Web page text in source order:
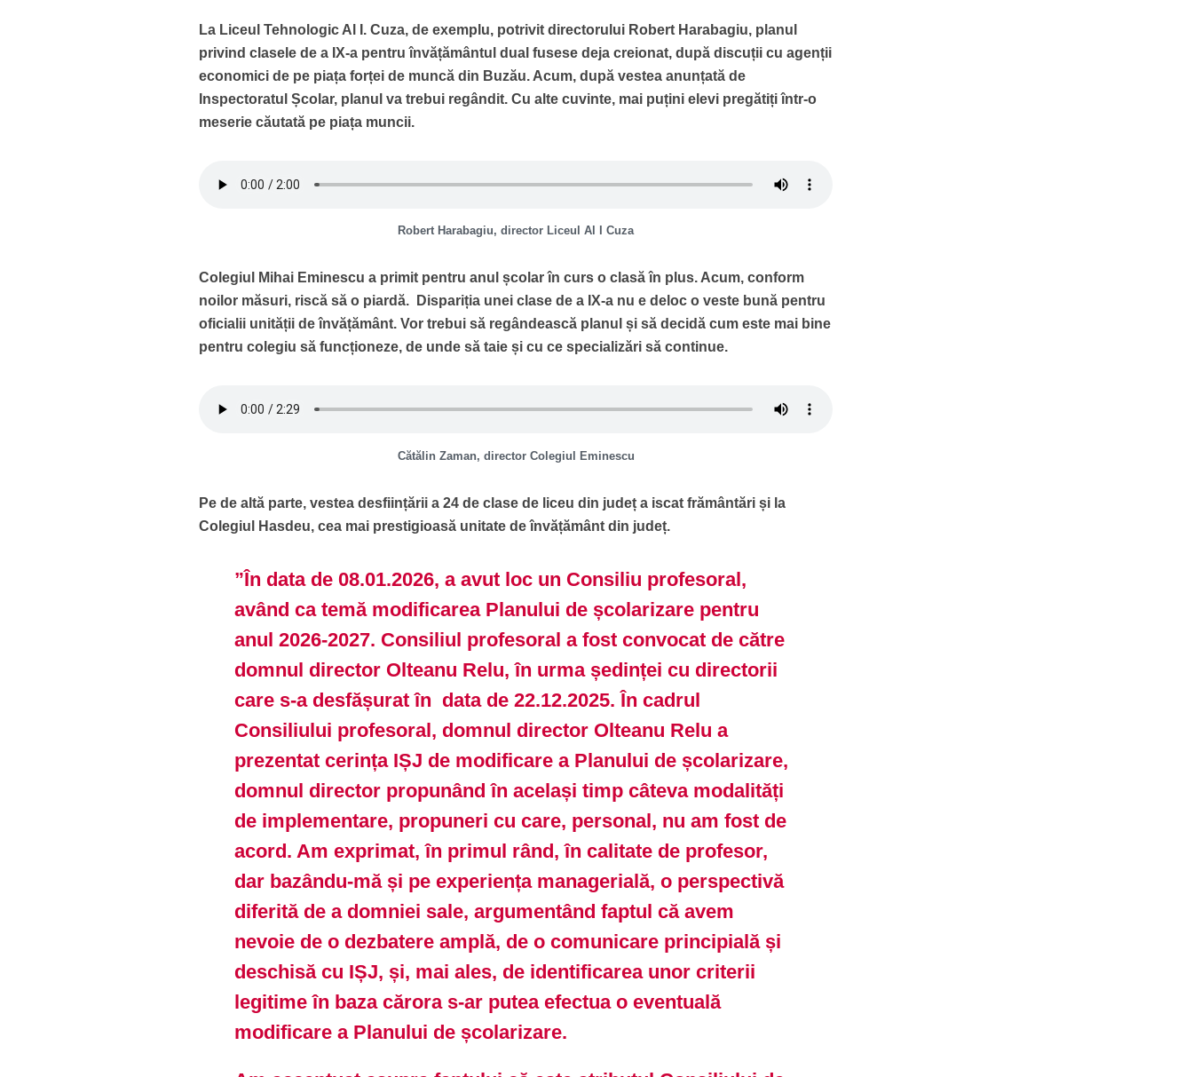
La Liceul Tehnologic Al I. Cuza, de exemplu, potrivit directorului Robert Harabagiu, planul
privind clasele de a IX-a pentru învățământul dual fusese deja creionat, după discuții cu agenții
economici de pe piața forței de muncă din Buzău. Acum, după vestea anunțată de
Inspectoratul Școlar, planul va trebui regândit. Cu alte cuvinte, mai puțini elevi pregătiți într-o
meserie căutată pe piața muncii.
Robert Harabagiu, director Liceul Al I Cuza
Colegiul Mihai Eminescu a primit pentru anul școlar în curs o clasă în plus. Acum, conform
noilor măsuri, riscă să o piardă. Dispariția unei clase de a IX-a nu e deloc o veste bună pentru
oficialii unității de învățământ. Vor trebui să regândească planul și să decidă cum este mai bine
pentru colegiu să funcționeze, de unde să taie și cu ce specializări să continue.
Cătălin Zaman, director Colegiul Eminescu
Pe de altă parte, vestea desființării a 24 de clase de liceu din județ a iscat frământări și la
Colegiul Hasdeu, cea mai prestigioasă unitate de învățământ din județ.
”În data de 08.01.2026, a avut loc un Consiliu profesoral,
având ca temă modificarea Planului de școlarizare pentru
anul 2026-2027. Consiliul profesoral a fost convocat de către
domnul director Olteanu Relu, în urma ședinței cu directorii
care s-a desfășurat în data de 22.12.2025. În cadrul
Consiliului profesoral, domnul director Olteanu Relu a
prezentat cerința IȘJ de modificare a Planului de școlarizare,
domnul director propunând în același timp câteva modalități
de implementare, propuneri cu care, personal, nu am fost de
acord. Am exprimat, în primul rând, în calitate de profesor,
dar bazându-mă și pe experiența managerială, o perspectivă
diferită de a domniei sale, argumentând faptul că avem
nevoie de o dezbatere amplă, de o comunicare principială și
deschisă cu IȘJ, și, mai ales, de identificarea unor criterii
legitime în baza cărora s-ar putea efectua o eventuală
modificare a Planului de școlarizare.